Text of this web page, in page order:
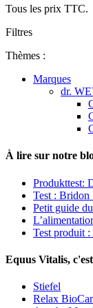
Tous les prix TTC.
Filtres
Thèmes :
Marques
dr.
À lire sur notre
Produkttest:
Test :
Petit guide
Test produit
Equus Vitalis,
Stiefel
Relax